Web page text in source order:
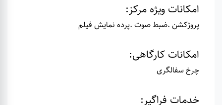
امکانات ویژه مرکز:
پروژکشن .ضبط صوت .پرده نمایش فیلم
امکانات کارگاهی:
چرخ سفالگری
خدمات فراگیر: